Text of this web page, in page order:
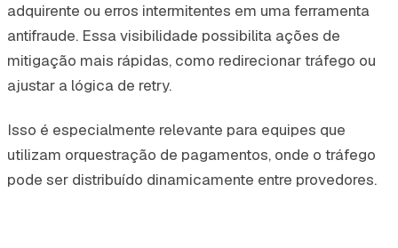
adquirente ou erros intermitentes em uma ferramenta
antifraude. Essa visibilidade possibilita ações de
mitigação mais rápidas, como redirecionar tráfego ou
ajustar a lógica de retry.
Isso é especialmente relevante para equipes que
utilizam orquestração de pagamentos, onde o tráfego
pode ser distribuído dinamicamente entre provedores.